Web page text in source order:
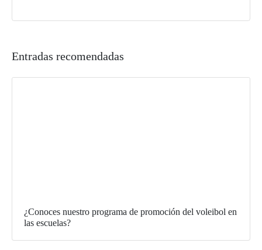
Entradas recomendadas
¿Conoces nuestro programa de promoción del voleibol en
las escuelas?